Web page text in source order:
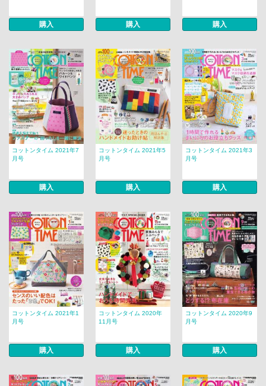
購入 購入 購入
コットンタイム 2021年7
月号
購入
コットンタイム 2021年5
月号
購入
コットンタイム 2021年3
月号
購入
コットンタイム 2021年1
月号
購入
コットンタイム 2020年
11月号
購入
コットンタイム 2020年9
月号
購入